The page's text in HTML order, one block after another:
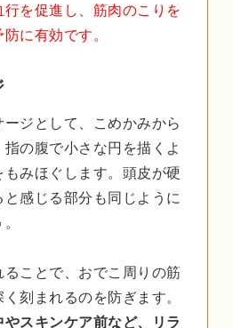
を促進し、筋肉のこりを
に有効です。
ジとして、こめかみから
の腹で小さな円を描くよ
もみほぐします。頭皮が硬
感じる部分も同じように
ことで、おでこ周りの筋
刻まれるのを防ぎます。
スキンケア前など、リラ